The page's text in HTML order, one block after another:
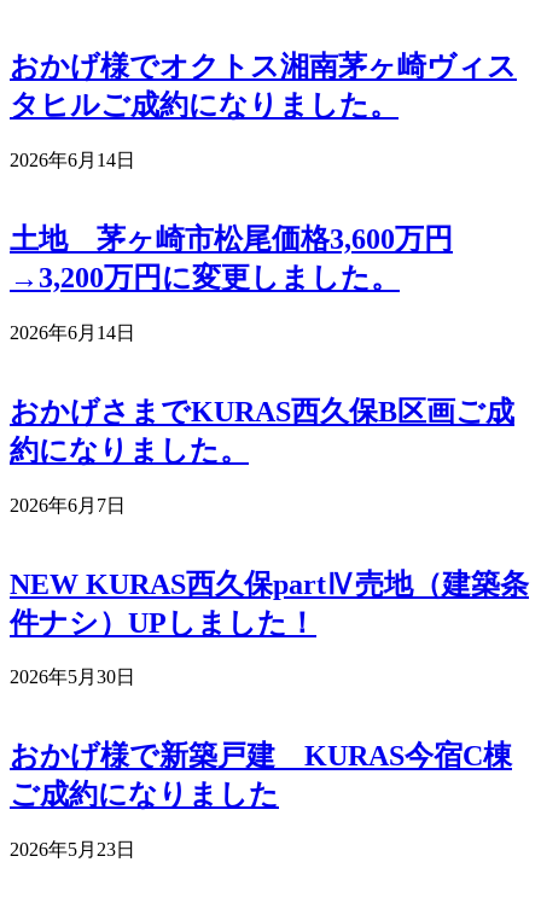
おかげ様でオクトス湘南茅ヶ崎ヴィス
タヒルご成約になりました。
2026年6月14日
土地 茅ヶ崎市松尾価格3,600万円
→3,200万円に変更しました。
2026年6月14日
おかげさまでKURAS西久保B区画ご成
約になりました。
2026年6月7日
NEW KURAS西久保partⅣ売地（建築条
件ナシ）UPしました！
2026年5月30日
おかげ様で新築戸建 KURAS今宿C棟
ご成約になりました
2026年5月23日